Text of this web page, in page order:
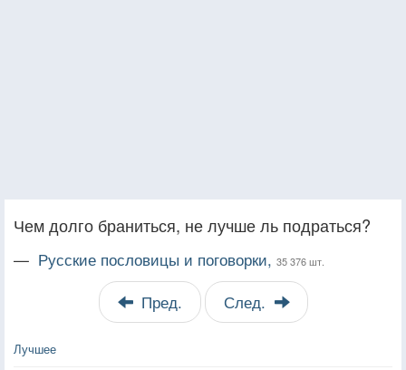
Чем долго браниться, не лучше ль подраться?
— Русские пословицы и поговорки, 35 376 шт.
Пред. След.
Лучшее